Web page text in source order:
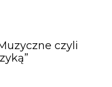
czyli